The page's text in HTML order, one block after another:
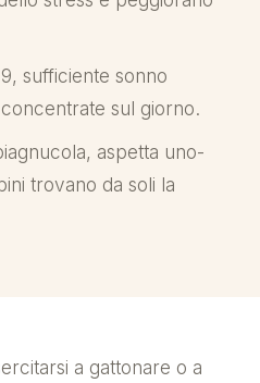
sufficiente sonno
sul giorno.
aspetta uno-
trovano da soli la
a gattonare o a